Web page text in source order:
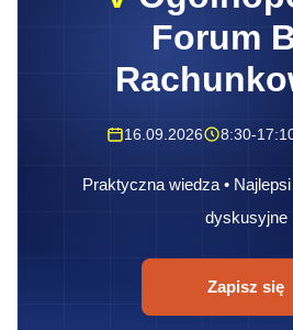
Forum
16.09.2026 8:30-
Praktyczna wiedza • Najlepsi
dyskusyjne
Zapisz się